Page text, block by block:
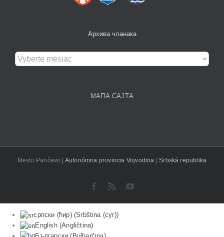
Архива чланака
Архива
чланака
МАПА САЈТА
Mesto Pančevo | Autonómna provincia Vojvodina |Srbská republika
Facebook
Rss YouTube
српски (ћир)(Srbština (cyr))
English(Angličtina)